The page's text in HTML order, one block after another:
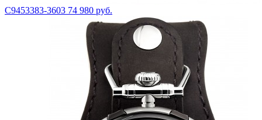
С9453383-3603 74 980 руб.